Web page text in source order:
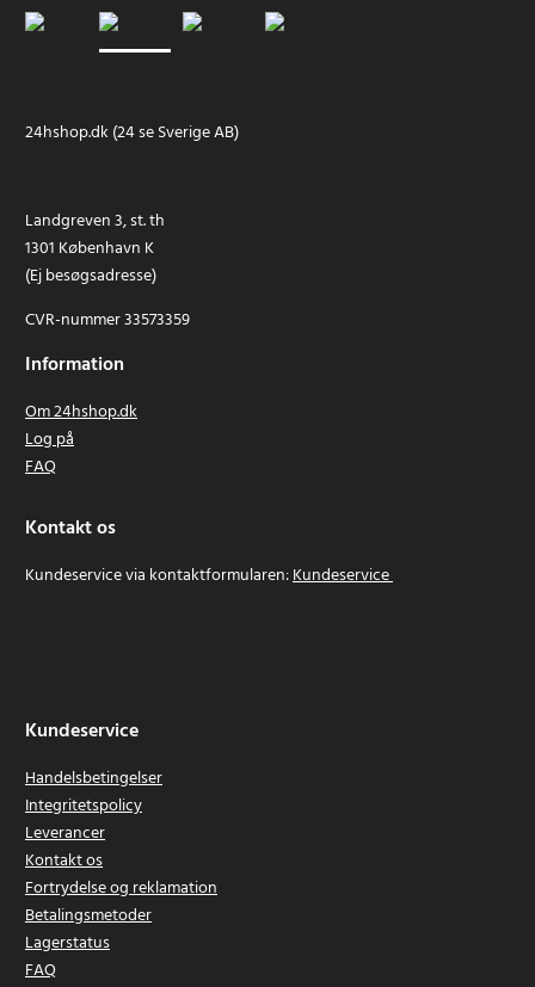
24hshop.dk (24 se Sverige AB)
Landgreven 3, st. th
1301 København K
(Ej besøgsadresse)
CVR-nummer 33573359
Information
Om 24hshop.dk
Log på
FAQ
Kontakt os
Kundeservice via kontaktformularen:Kundeservice
Kundeservice
Handelsbetingelser
Integritetspolicy
Leverancer
Kontakt os
Fortrydelse og reklamation
Betalingsmetoder
Lagerstatus
FAQ